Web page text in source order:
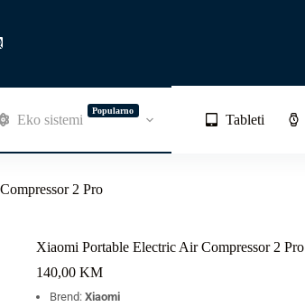
Eko sistemi
Popularno
Tableti
2 Pro
Xiaomi Portable Electric Air Compressor 2 Pro
140,00 KM
Brend: Xiaomi